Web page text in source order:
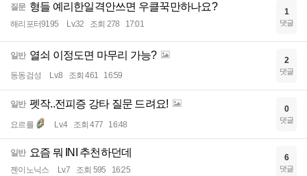
질문 형들 예리한일격안쓰면 우클꾹만하나요?
해리포터9195 Lv.32 조회 278 17:01
1
댓글
일반 열쇠 이정도면 마무리 가능?
동동검성 Lv.8 조회 461 16:59
2
댓글
일반 펫작..전피증 강타 질문 드려요!
요르를 Lv.4 조회 477 16:48
0
댓글
일반 요즘 뭐 INI 추천하던데
젠이노닉스 Lv.7 조회 595 16:25
6
댓글